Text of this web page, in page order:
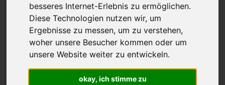
besseres Internet-Erlebnis zu ermöglichen.
Diese Technologien nutzen wir, um
Ergebnisse zu messen, um zu verstehen,
woher unsere Besucher kommen oder um
unsere Website weiter zu entwickeln.
okay, ich stimme zu
Ziegen Rohmilchbutter Bio 125g ZiegeKuh Rohmilchbutter Bio 125g